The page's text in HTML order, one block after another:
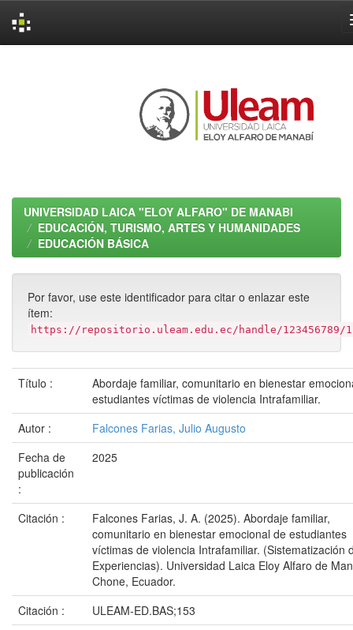
UNIVERSIDAD LAICA "ELOY ALFARO" DE MANABI
EDUCACIÓN, TURISMO, ARTES Y HUMANIDADES
EDUCACIÓN BÁSICA
Por favor, use este identificador para citar o enlazar este
ítem:
https://repositorio.uleam.edu.ec/handle/123456789/
Título :
Abordaje familiar, comunitario en bienestar
estudiantes víctimas de violencia Intrafamiliar.
Autor :
Falcones Farias, Julio Augusto
Fecha de
publicación
:
2025
Citación :
Falcones Farias, J. A. (2025). Abordaje familiar,
comunitario en bienestar emocional de estudiantes
víctimas de violencia Intrafamiliar. (Sistematización
Experiencias). Universidad Laica Eloy Alfaro de
Chone, Ecuador.
Citación :
ULEAM-ED.BAS;153